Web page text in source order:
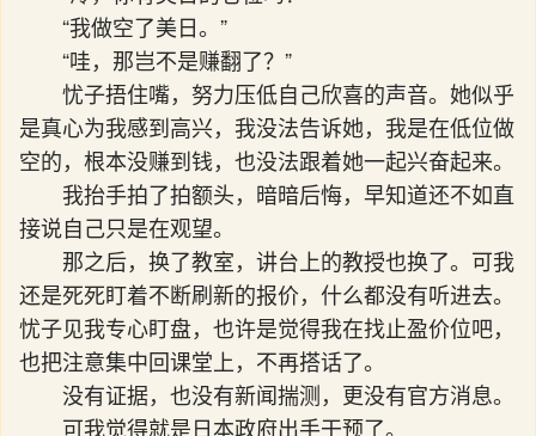
“我做空了美日。”
“哇，那岂不是赚翻了？”
忧子捂住嘴，努力压低自己欣喜的声音。她似乎
是真心为我感到高兴，我没法告诉她，我是在低位做
空的，根本没赚到钱，也没法跟着她一起兴奋起来。
我抬手拍了拍额头，暗暗后悔，早知道还不如直
接说自己只是在观望。
那之后，换了教室，讲台上的教授也换了。可我
还是死死盯着不断刷新的报价，什么都没有听进去。
忧子见我专心盯盘，也许是觉得我在找止盈价位吧，
也把注意集中回课堂上，不再搭话了。
没有证据，也没有新闻揣测，更没有官方消息。
可我觉得就是日本政府出手干预了。